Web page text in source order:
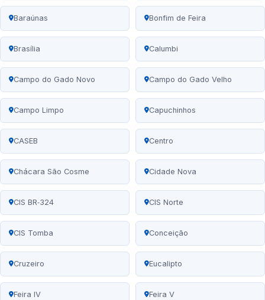
Baraúnas Bonfim de Feira
Brasília Calumbi
Campo do Gado Novo Campo do Gado Velho
Campo Limpo Capuchinhos
CASEB Centro
Chácara São Cosme Cidade Nova
CIS BR‑324 CIS Norte
CIS Tomba Conceição
Cruzeiro Eucalipto
Feira IV Feira V